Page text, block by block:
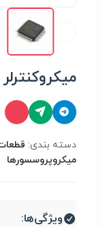
میکروکنترلر STM32F103CBT6
دسته بندی:
میکروپروسسورها
ویژگی‌ها: